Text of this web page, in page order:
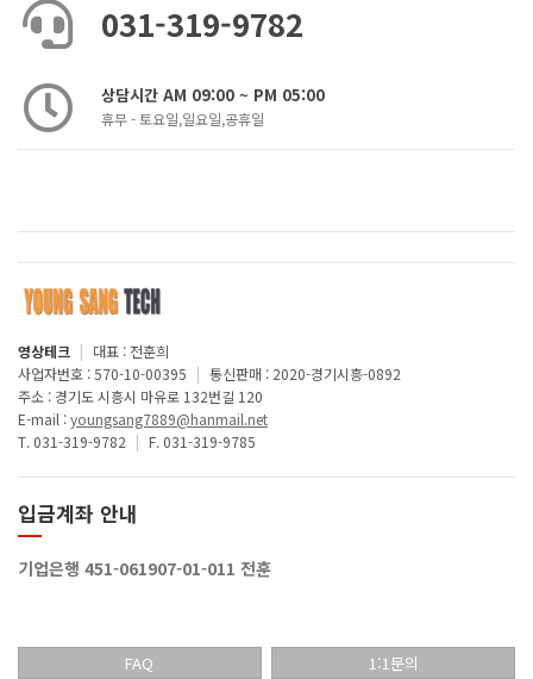
031-319-9782
상담시간 AM 09:00 ~ PM 05:00
휴무 - 토요일,일요일,공휴일
영상테크 | 대표 : 전훈희
사업자번호 : 570-10-00395 | 통신판매 : 2020-경기시흥-0892
주소 : 경기도 시흥시 마유로 132번길 120
E-mail :youngsang7889@hanmail.net
T. 031-319-9782 | F. 031-319-9785
입금계좌 안내
기업은행 451-061907-01-011 전훈
FAQ 1:1문의